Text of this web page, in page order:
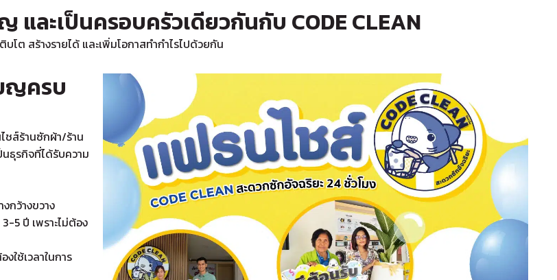
และเป็นครอบครัวเดียวกันกับ CODE CLEAN
บโต สร้างรายได้ และเพิ่มโอกาสทำกำไรไปด้วยกัน
ญครบ
ชส์ร้านซักผ้า/ร้าน
ธุรกิจที่ได้รับความ
กว้างขวาง
5 ปี เพราะไม่ต้อง
ใช้เวลาในการ